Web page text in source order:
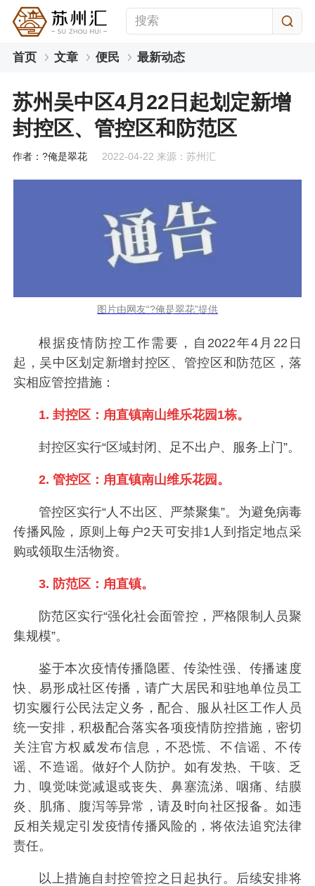
首页 文章 便民 最新动态
苏州吴中区4月22日起划定新增
封控区、管控区和防范区
作者：?俺是翠花 2022-04-22 来源：苏州汇
图片由网友“?俺是翠花”提供
根据疫情防控工作需要，自2022年4月22日
起，吴中区划定新增封控区、管控区和防范区，落
实相应管控措施：
1. 封控区：甪直镇南山维乐花园1栋。
封控区实行“区域封闭、足不出户、服务上门”。
2. 管控区：甪直镇南山维乐花园。
管控区实行“人不出区、严禁聚集”。为避免病毒
传播风险，原则上每户2天可安排1人到指定地点采
购或领取生活物资。
3. 防范区：甪直镇。
防范区实行“强化社会面管控，严格限制人员聚
集规模”。
鉴于本次疫情传播隐匿、传染性强、传播速度
快、易形成社区传播，请广大居民和驻地单位员工
切实履行公民法定义务，配合、服从社区工作人员
统一安排，积极配合落实各项疫情防控措施，密切
关注官方权威发布信息，不恐慌、不信谣、不传
谣、不造谣。做好个人防护。如有发热、干咳、乏
力、嗅觉味觉减退或丧失、鼻塞流涕、咽痛、结膜
炎、肌痛、腹泻等异常，请及时向社区报备。如违
反相关规定引发疫情传播风险的，将依法追究法律
责任。
以上措施自封控管控之日起执行。后续安排将